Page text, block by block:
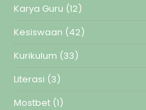
Karya Guru (12)
Kesiswaan (42)
Kurikulum (33)
Literasi (3)
Mostbet (1)